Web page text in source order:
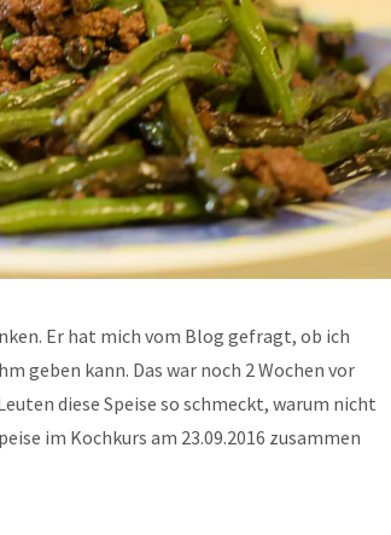
Er hat mich vom Blog gefragt, ob ich
geben kann. Das war noch 2 Wochen vor
diese Speise so schmeckt, warum nicht
im Kochkurs am 23.09.2016 zusammen